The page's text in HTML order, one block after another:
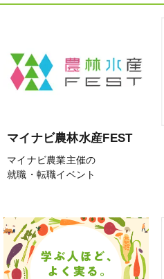
マイナビ農林水産FEST
マイナビ農業主催の
就職・転職イベント